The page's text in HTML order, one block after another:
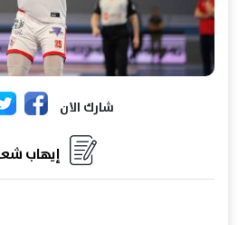
شارك الان
إيهاب